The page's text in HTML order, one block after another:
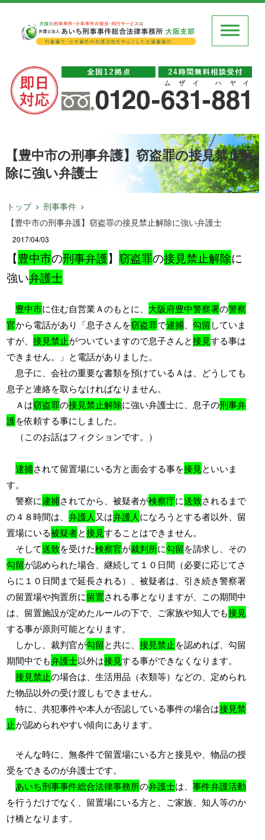
【豊中市の刑事弁護】窃盗罪の接見禁止解
除に強い弁護士
トップ
刑事事件
【豊中市の刑事弁護】窃盗罪の接見禁止解除に強い弁護士
2017/04/03
【豊中市の刑事弁護】窃盗罪の接見禁止解除に
強い弁護士
豊中市に住む自営業Ａのもとに、 大阪府豊中警察署の警察
官から電話があり「息子さんを窃盗罪で逮捕 、勾留 していま
すが、接見禁止がついていますので息子さんと接見する事は
できません。」と電話がありました。
息子に、会社の重要な書類を預けているＡは、どうしても
息子と連絡を取らなければなりません。
Ａは窃盗罪の接見禁止解除に強い弁護士に、息子の刑事弁
護を依頼する事にしました。
（このお話はフィクションです。）
逮捕されて留置場にいる方と面会する事を接見といいま
す。
警察に逮捕されてから、被疑者が検察庁に送致されるまで
の４８時間は、弁護人 又は弁護人になろうとする者以外、留
置場にいる被疑者と接見することはできません。
そして送致を受けた検察官が裁判所に勾留を請求し、その
勾留が認められた場合、継続して１０日間（必要に応じてさ
らに１０日間まで延長される）、被疑者は、引き続き警察署
の留置場や拘置所に留置される事となりますが、この期間中
は、留置施設が定めたルールの下で、ご家族や知人でも接見
する事が原則可能となります。
しかし、裁判官が勾留と共に、接見禁止を認めれば、勾留
期間中でも弁護士以外は接見する事ができなくなります。
接見禁止の場合は、生活用品（衣類等）などの、定められ
た物品以外の受け渡しもできません。
特に、共犯事件や本人が否認している事件の場合は接見禁
止が認められやすい傾向にあります。
そんな時に、無条件で留置場にいる方と接見や、物品の授
受をできるのが弁護士です。
あいち刑事事件総合法律事務所の弁護士は、事件弁護活動
を行うだけでなく、留置場にいる方と、ご家族、知人等のか
け橋となります。